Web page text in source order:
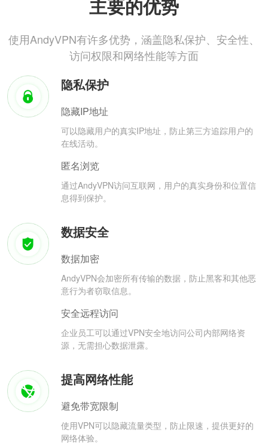
主要的优势
使用AndyVPN有许多优势，涵盖隐私保护、安全性、
访问权限和网络性能等方面
隐私保护
隐藏IP地址
可以隐藏用户的真实IP地址，防止第三方追踪用户的
在线活动。
匿名浏览
通过AndyVPN访问互联网，用户的真实身份和位置信
息得到保护。
数据安全
数据加密
AndyVPN会加密所有传输的数据，防止黑客和其他恶
意行为者窃取信息。
安全远程访问
企业员工可以通过VPN安全地访问公司内部网络资
源，无需担心数据泄露。
提高网络性能
避免带宽限制
使用VPN可以隐藏流量类型，防止限速，提供更好的
网络体验。